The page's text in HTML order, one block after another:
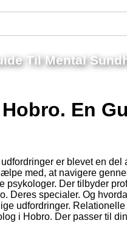
Til Mental
En
er blevet en del
med, at navigere
Der tilbyder
Deres specialer. Og
udfordringer.
i Hobro. Der passer til